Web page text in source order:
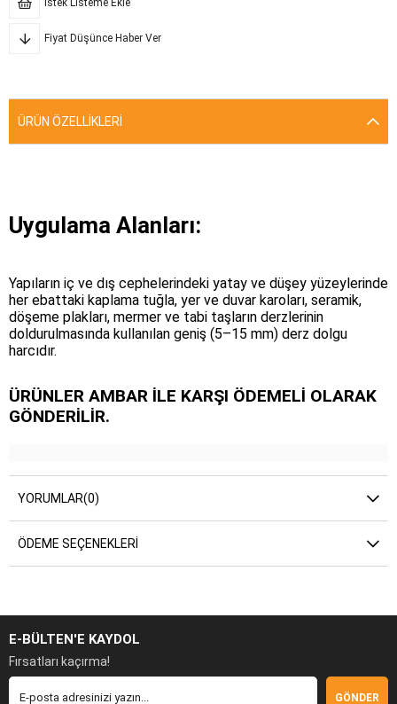
İstek Listeme Ekle
Fiyat Düşünce Haber Ver
ÜRÜN ÖZELLIKLERI
Uygulama Alanları:
Yapıların iç ve dış cephelerindeki yatay ve düşey yüzeylerinde
her ebattaki kaplama tuğla, yer ve duvar karoları, seramik,
döşeme plakları, mermer ve tabi taşların derzlerinin
doldurulmasında kullanılan geniş (5–15 mm) derz dolgu
harcıdır.
ÜRÜNLER AMBAR İLE KARŞI ÖDEMELİ OLARAK
GÖNDERİLİR.
YORUMLAR(0)
ÖDEME SEÇENEKLERI
E-BÜLTEN'E KAYDOL
Fırsatları kaçırma!
GÖNDER